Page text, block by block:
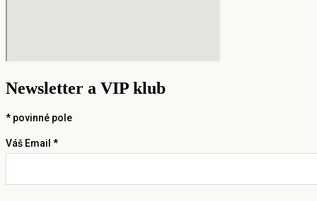
Newsletter a VIP klub
* povinné pole
Váš Email *